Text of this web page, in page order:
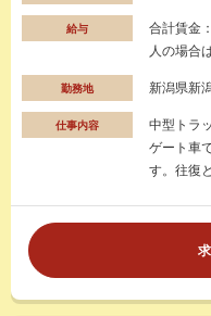
給与
合計賃金
人の場合
勤務地 新潟県新
仕事内容
中型トラ
ゲート車
す。往復